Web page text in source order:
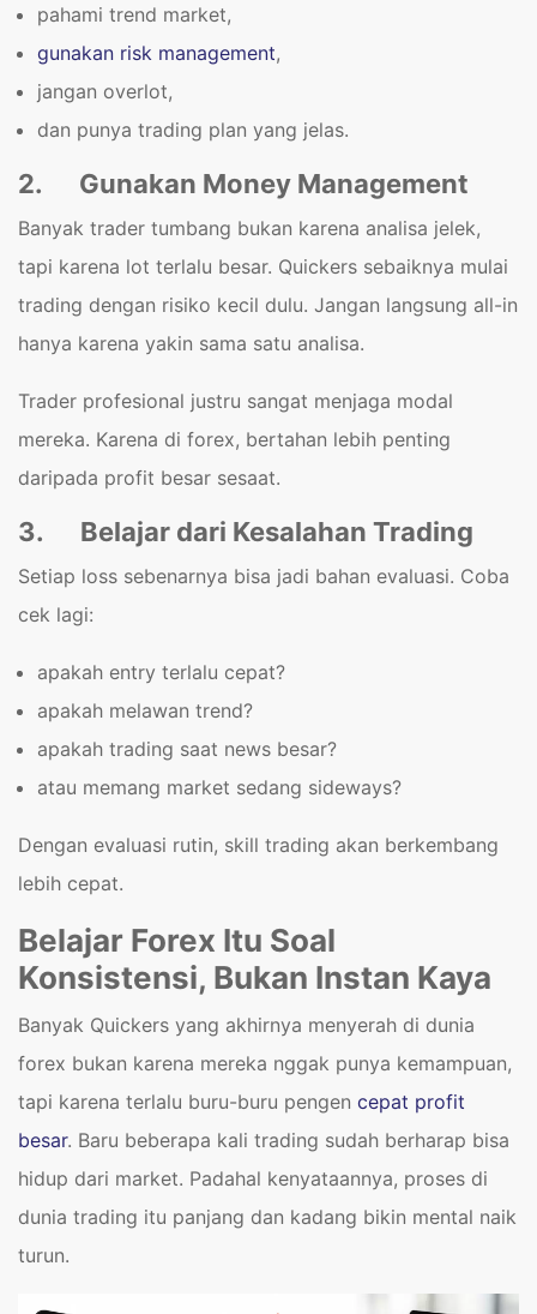
pahami trend market,
gunakan risk management,
jangan overlot,
dan punya trading plan yang jelas.
2. Gunakan Money Management
Banyak trader tumbang bukan karena analisa jelek,
tapi karena lot terlalu besar. Quickers sebaiknya mulai
trading dengan risiko kecil dulu. Jangan langsung all-in
hanya karena yakin sama satu analisa.
Trader profesional justru sangat menjaga modal
mereka. Karena di forex, bertahan lebih penting
daripada profit besar sesaat.
3. Belajar dari Kesalahan Trading
Setiap loss sebenarnya bisa jadi bahan evaluasi. Coba
cek lagi:
apakah entry terlalu cepat?
apakah melawan trend?
apakah trading saat news besar?
atau memang market sedang sideways?
Dengan evaluasi rutin, skill trading akan berkembang
lebih cepat.
Belajar Forex Itu Soal
Konsistensi, Bukan Instan Kaya
Banyak Quickers yang akhirnya menyerah di dunia
forex bukan karena mereka nggak punya kemampuan,
tapi karena terlalu buru-buru pengen cepat profit
besar. Baru beberapa kali trading sudah berharap bisa
hidup dari market. Padahal kenyataannya, proses di
dunia trading itu panjang dan kadang bikin mental naik
turun.